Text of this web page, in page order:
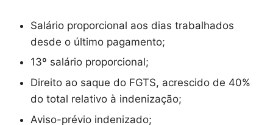
Salário proporcional aos dias trabalhados
desde o último pagamento;
13º salário proporcional;
Direito ao saque do FGTS, acrescido de 40%
do total relativo à indenização;
Aviso-prévio indenizado;